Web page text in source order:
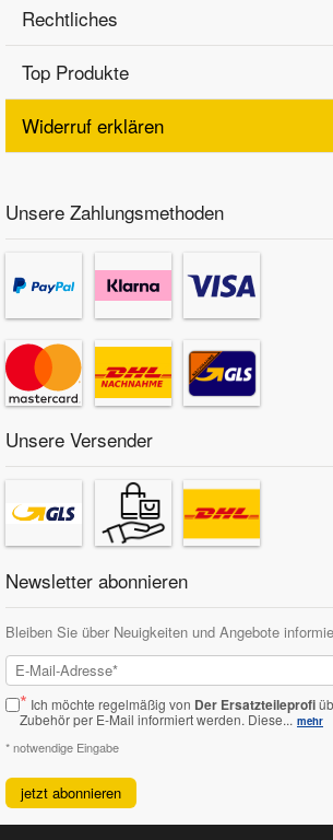
Rechtliches
Top Produkte
Widerruf erklären
Unsere Zahlungsmethoden
Unsere Versender
Newsletter abonnieren
Bleiben Sie über Neuigkeiten und Angebote
* Ich möchte regelmäßig von Der Ersatzteileprofi
Zubehör per E-Mail informiert werden. Diese... mehr
* notwendige Eingabe
jetzt abonnieren